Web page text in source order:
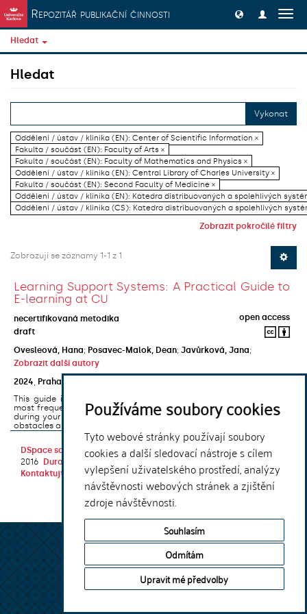
Používáme soubory cookies
Tyto webové stránky používají soubory
cookies a další sledovací nástroje s cílem
vylepšení uživatelského prostředí, analýzy
návštěvnosti webových stránek a zjištění
zdroje návštěvnosti.
Souhlasím
Odmítám
Upravit mé předvolby
Přeskočit na obsah
Repozitář publikační činnosti
Hledat
Hledat
Vykonat
Oddělení / ústav / klinika (EN): Center of Scientific Information ×
Fakulta / součást (EN): Faculty of Arts ×
Fakulta / součást (EN): Faculty of Mathematics and Physics ×
Oddělení / ústav / klinika (EN): Central Library of Charles University ×
Fakulta / součást (EN): Second Faculty of Medicine ×
Oddělení / ústav / klinika (EN): Katedra distribuovaných a spolehlivých
Oddělení / ústav / klinika (CS): Katedra distribuovaných a spolehlivých
Zobrazit pokročilé filtry
Zobrazují se záznamy 1-1 z 1
Learning Support Systems: A Practical Guide to
E-learning at CU
necertifikovaná metodika
open access
draft
Ovesleová, Hana; Posavec-Malok, Dean; Javůrková, Jana;
Zobrazit další autory
2024
Praha
This guide introduces the e-learning support tools that are used
most frequently at Charles University and that you may encounter
during your studies. It will also help you to avoid the most common
obstacles associated ...
DSpace softwarecopyright © 2002-
2016
DuraSpace
Kontaktujte nás |Vyjádření názoru
Theme by